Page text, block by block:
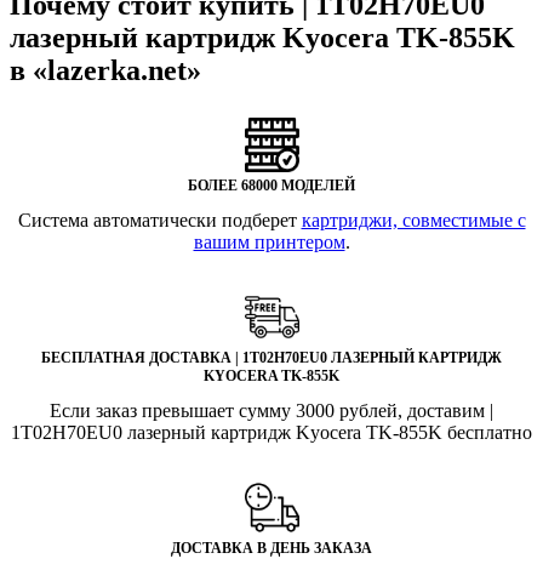
лазерный картридж Kyocera TK-855K
в «lazerka.net»
БОЛЕЕ 68000 МОДЕЛЕЙ
Система автоматически подберет картриджи, совместимые с
вашим принтером.
БЕСПЛАТНАЯ ДОСТАВКА | 1T02H70EU0 ЛАЗЕРНЫЙ КАРТРИДЖ
KYOCERA TK-855K
Если заказ превышает сумму 3000 рублей, доставим |
1T02H70EU0 лазерный картридж Kyocera TK-855K бесплатно
ДОСТАВКА В ДЕНЬ ЗАКАЗА